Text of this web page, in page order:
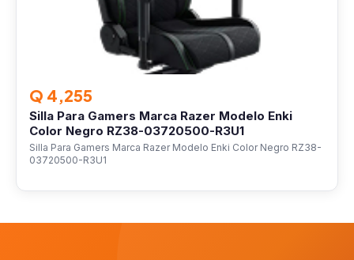
Q 4,255
Silla Para Gamers Marca Razer Modelo Enki
Color Negro RZ38-03720500-R3U1
Silla Para Gamers Marca Razer Modelo Enki Color Negro RZ38-
03720500-R3U1